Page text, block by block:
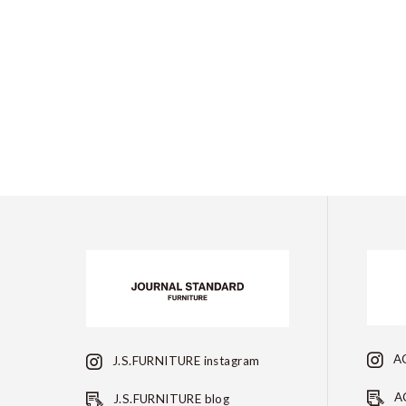
J.S.FURNITURE instagram
J.S.FURNITURE blog